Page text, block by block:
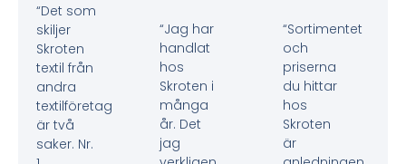
“Det som
skiljer
Skroten
textil från
andra
textilföretag
är två
saker. Nr.
“Jag har
handlat
hos
Skroten i
många
år. Det
jag
“Sortimentet
och
priserna
du hittar
hos
Skroten
är